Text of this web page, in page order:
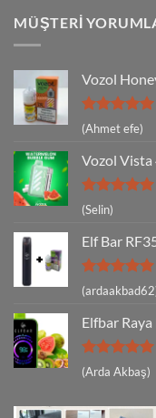
MÜŞTERI
Vozol
5 üzerinden
5
(Ahmet efe)
Vozol
5 üzerinden
5
oy aldı
(Selin)
Elf Bar
5 üzerinden
5
Elfbar Raya
5 üzerinden
5
(Arda Akbaş)